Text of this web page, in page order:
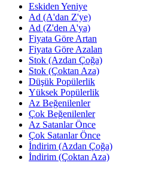
Eskiden Yeniye
Ad (A'dan Z'ye)
Ad (Z'den A'ya)
Fiyata Göre Artan
Fiyata Göre Azalan
Stok (Azdan Çoğa)
Stok (Çoktan Aza)
Düşük Popülerlik
Yüksek Popülerlik
Az Beğenilenler
Çok Beğenilenler
Az Satanlar Önce
Çok Satanlar Önce
İndirim (Azdan Çoğa)
İndirim (Çoktan Aza)